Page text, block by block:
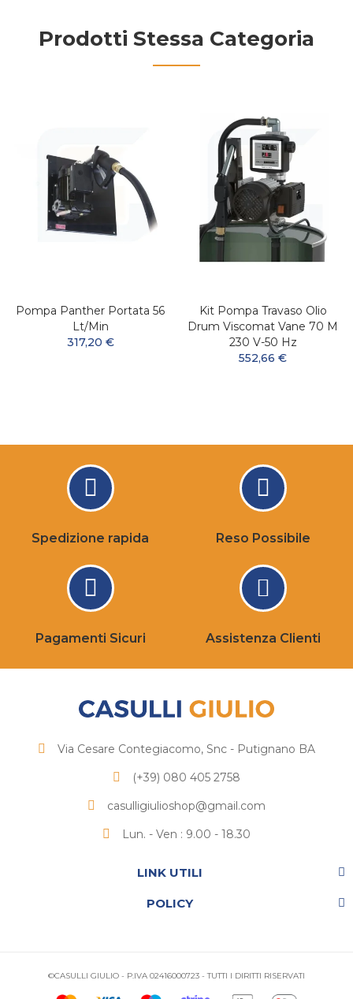
Prodotti Stessa Categoria
Pompa Panther Portata 56
Lt/min
317,20 €
Kit Pompa Travaso Olio
Drum Viscomat Vane 70 M
230 V-50 Hz
552,66 €
Spedizione rapida Reso Possibile
Pagamenti Sicuri Assistenza Clienti
Via Cesare Contegiacomo, Snc - Putignano BA
(+39) 080 405 2758
casulligiulioshop@gmail.com
Lun. - Ven : 9.00 - 18.30
LINK UTILI
POLICY
©CASULLI GIULIO - P.IVA 02416000723 - TUTTI I DIRITTI RISERVATI